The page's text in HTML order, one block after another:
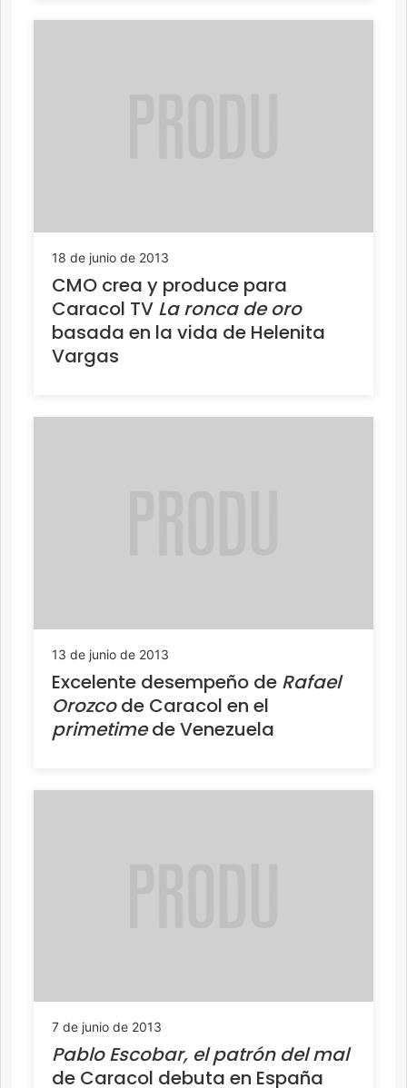
18 de junio de 2013
CMO crea y produce para
Caracol TV La ronca de oro
basada en la vida de Helenita
Vargas
13 de junio de 2013
Excelente desempeño de Rafael
Orozcode Caracol en el
primetimede Venezuela
7 de junio de 2013
Pablo Escobar, el patrón del mal
de Caracol debuta en España